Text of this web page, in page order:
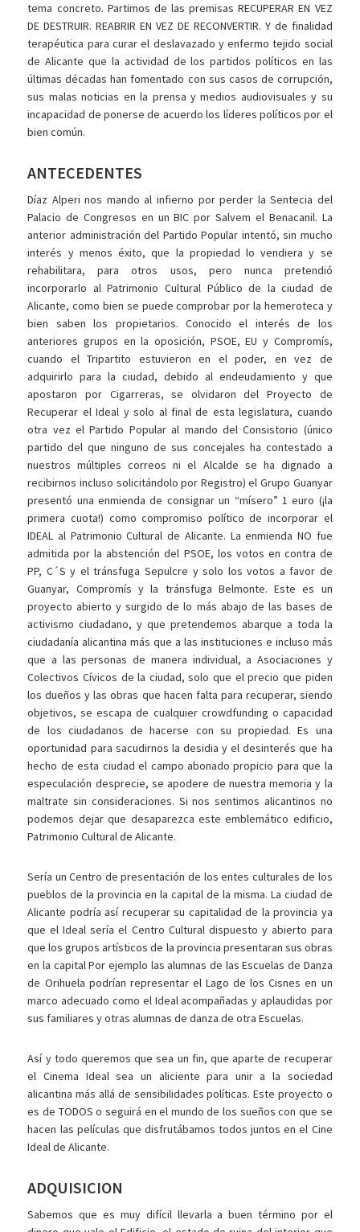
tema concreto. Partimos de las premisas RECUPERAR EN VEZ
DE DESTRUIR. REABRIR EN VEZ DE RECONVERTIR. Y de finalidad
terapéutica para curar el deslavazado y enfermo tejido social
de Alicante que la actividad de los partidos políticos en las
últimas décadas han fomentado con sus casos de corrupción,
sus malas noticias en la prensa y medios audiovisuales y su
incapacidad de ponerse de acuerdo los líderes políticos por el
bien común.
ANTECEDENTES
Díaz Alperi nos mando al infierno por perder la Sentecia del
Palacio de Congresos en un BIC por Salvem el Benacanil. La
anterior administración del Partido Popular intentó, sin mucho
interés y menos éxito, que la propiedad lo vendiera y se
rehabilitara, para otros usos, pero nunca pretendió
incorporarlo al Patrimonio Cultural Público de la ciudad de
Alicante, como bien se puede comprobar por la hemeroteca y
bien saben los propietarios. Conocido el interés de los
anteriores grupos en la oposición, PSOE, EU y Compromís,
cuando el Tripartito estuvieron en el poder, en vez de
adquirirlo para la ciudad, debido al endeudamiento y que
apostaron por Cigarreras, se olvidaron del Proyecto de
Recuperar el Ideal y solo al final de esta legislatura, cuando
otra vez el Partido Popular al mando del Consistorio (único
partido del que ninguno de sus concejales ha contestado a
nuestros múltiples correos ni el Alcalde se ha dignado a
recibirnos incluso solicitándolo por Registro) el Grupo Guanyar
presentó una enmienda de consignar un “mísero” 1 euro (¡la
primera cuota!) como compromiso político de incorporar el
IDEAL al Patrimonio Cultural de Alicante. La enmienda NO fue
admitida por la abstención del PSOE, los votos en contra de
PP, C´S y el tránsfuga Sepulcre y solo los votos a favor de
Guanyar, Compromís y la tránsfuga Belmonte. Este es un
proyecto abierto y surgido de lo más abajo de las bases de
activismo ciudadano, y que pretendemos abarque a toda la
ciudadanía alicantina más que a las instituciones e incluso más
que a las personas de manera individual, a Asociaciones y
Colectivos Cívicos de la ciudad, solo que el precio que piden
los dueños y las obras que hacen falta para recuperar, siendo
objetivos, se escapa de cualquier crowdfunding o capacidad
de los ciudadanos de hacerse con su propiedad. Es una
oportunidad para sacudirnos la desidia y el desinterés que ha
hecho de esta ciudad el campo abonado propicio para que la
especulación desprecie, se apodere de nuestra memoria y la
maltrate sin consideraciones. Si nos sentimos alicantinos no
podemos dejar que desaparezca este emblemático edificio,
Patrimonio Cultural de Alicante.
Sería un Centro de presentación de los entes culturales de los
pueblos de la provincia en la capital de la misma. La ciudad de
Alicante podría así recuperar su capitalidad de la provincia ya
que el Ideal sería el Centro Cultural dispuesto y abierto para
que los grupos artísticos de la provincia presentaran sus obras
en la capital Por ejemplo las alumnas de las Escuelas de Danza
de Orihuela podrían representar el Lago de los Cisnes en un
marco adecuado como el Ideal acompañadas y aplaudidas por
sus familiares y otras alumnas de danza de otra Escuelas.
Así y todo queremos que sea un fin, que aparte de recuperar
el Cinema Ideal sea un aliciente para unir a la sociedad
alicantina más allá de sensibilidades políticas. Este proyecto o
es de TODOS o seguirá en el mundo de los sueños con que se
hacen las películas que disfrutábamos todos juntos en el Cine
Ideal de Alicante.
ADQUISICION
Sabemos que es muy difícil llevarla a buen término por el